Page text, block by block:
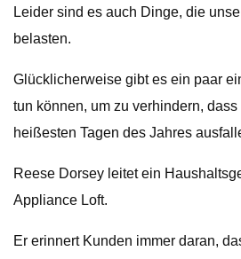
Leider sind es auch Dinge, die
belasten.
Glücklicherweise gibt es ein paar
tun können, um zu verhindern,
heißesten Tagen des Jahres
Reese Dorsey leitet ein
Appliance Loft.
Er erinnert Kunden immer daran,